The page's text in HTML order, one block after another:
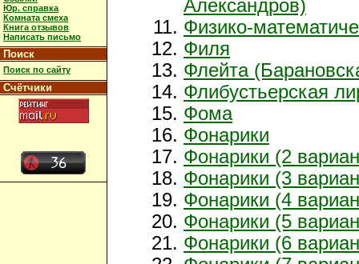
Юр. справка
Комната смеха
Книга отзывов
Написать письмо
Поиск
Поиск по сайту
Счётчики
Александров)
Физико-
Филя
Флейта
Флибустьерская
Фома
Фонарики
Фонарики (2
Фонарики (3
Фонарики (4
Фонарики (5
Фонарики (6